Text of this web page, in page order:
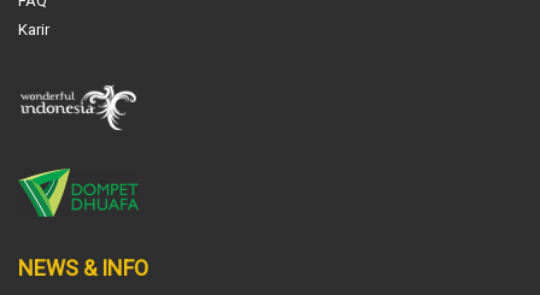
Karir
NEWS & INFO